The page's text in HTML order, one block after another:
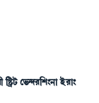
ë®¡@ƒ¹[Å}>à Òü¹à}